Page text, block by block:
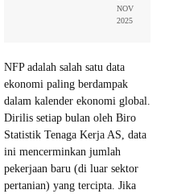
NOV
2025
NFP adalah salah satu data
ekonomi paling berdampak
dalam kalender ekonomi global.
Dirilis setiap bulan oleh Biro
Statistik Tenaga Kerja AS, data
ini mencerminkan jumlah
pekerjaan baru (di luar sektor
pertanian) yang tercipta. Jika